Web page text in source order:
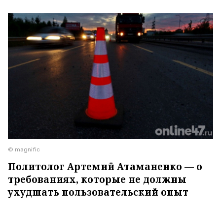
© magnific
Политолог Артемий Атаманенко — о
требованиях, которые не должны
ухудшать пользовательский опыт